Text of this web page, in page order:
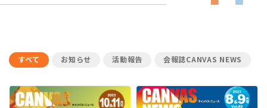
すべて お知らせ 活動報告 会報誌CANVAS NEWS